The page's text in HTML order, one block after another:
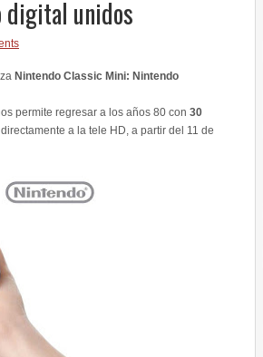
digital unidos
Nintendo Classic Mini: Nintendo
permite regresar a los años 80 con 30
a la tele HD, a partir del 11 de